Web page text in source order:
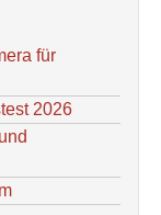
für
2026